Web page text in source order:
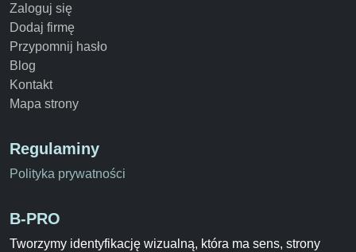
Zaloguj się
Dodaj firmę
Przypomnij hasło
Blog
Kontakt
Mapa strony
Regulaminy
Polityka prywatności
B-PRO
Tworzymy identyfikację wizualną, która ma sens, strony